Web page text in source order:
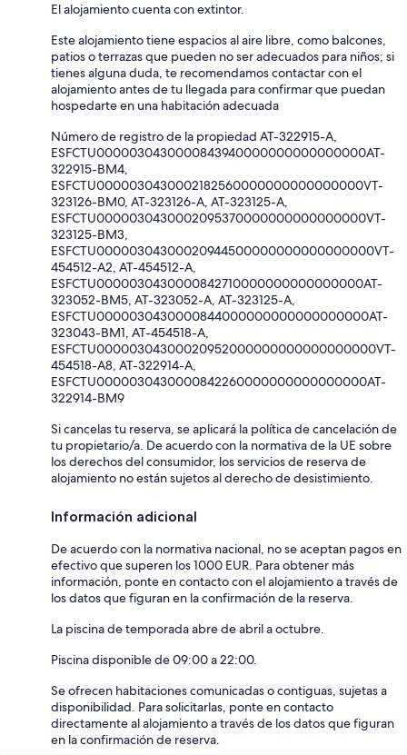
El alojamiento cuenta con extintor.
Este alojamiento tiene espacios al aire libre, como balcones,
patios o terrazas que pueden no ser adecuados para niños; si
tienes alguna duda, te recomendamos contactar con el
alojamiento antes de tu llegada para confirmar que puedan
hospedarte en una habitación adecuada
Número de registro de la propiedad AT-322915-A,
ESFCTU0000030430000843940000000000000000AT-
322915-BM4,
ESFCTU0000030430002182560000000000000000VT-
323126-BM0, AT-323126-A, AT-323125-A,
ESFCTU0000030430002095370000000000000000VT-
323125-BM3,
ESFCTU00000304300020944500000000000000000VT-
454512-A2, AT-454512-A,
ESFCTU0000030430000842710000000000000000AT-
323052-BM5, AT-323052-A, AT-323125-A,
ESFCTU0000030430000844000000000000000000AT-
323043-BM1, AT-454518-A,
ESFCTU00000304300020952000000000000000000VT-
454518-A8, AT-322914-A,
ESFCTU0000030430000842260000000000000000AT-
322914-BM9
Si cancelas tu reserva, se aplicará la política de cancelación de
tu propietario/a. De acuerdo con la normativa de la UE sobre
los derechos del consumidor, los servicios de reserva de
alojamiento no están sujetos al derecho de desistimiento.
Información adicional
De acuerdo con la normativa nacional, no se aceptan pagos en
efectivo que superen los 1000 EUR. Para obtener más
información, ponte en contacto con el alojamiento a través de
los datos que figuran en la confirmación de la reserva.
La piscina de temporada abre de abril a octubre.
Piscina disponible de 09:00 a 22:00.
Se ofrecen habitaciones comunicadas o contiguas, sujetas a
disponibilidad. Para solicitarlas, ponte en contacto
directamente al alojamiento a través de los datos que figuran
en la confirmación de reserva.